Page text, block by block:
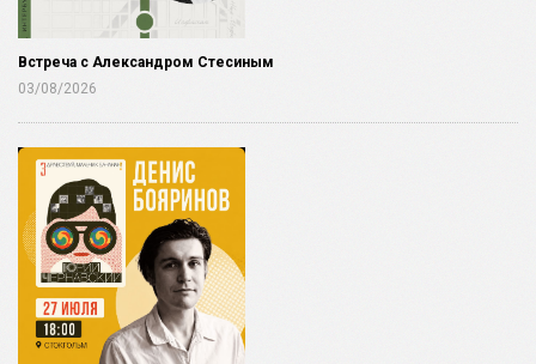
Встреча с Александром Стесиным
03/08/2026